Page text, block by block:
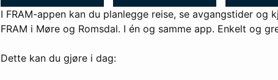
I FRAM-appen kan du planlegge reise, se avgangstider
FRAM i Møre og Romsdal. I én og samme app. Enkelt og
Dette kan du gjøre i dag: